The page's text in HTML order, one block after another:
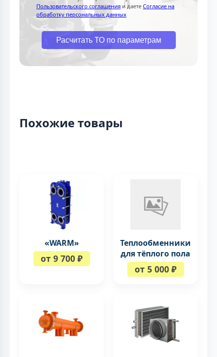
Пользовательского соглашения и даете Согласие на
обработку персональных данных
Расчитать ТО по параметрам
Похожие товары
«WARM»
от 9 700 ₽
Теплообменники
для тёплого пола
от 5 000 ₽